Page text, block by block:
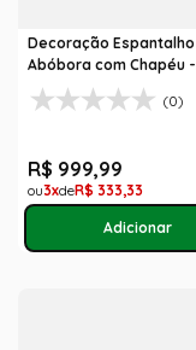
Decoração Espantalho
Abóbora com Chapéu -
Halloween
(0)
R$ 999,99
3 R$ 333,33